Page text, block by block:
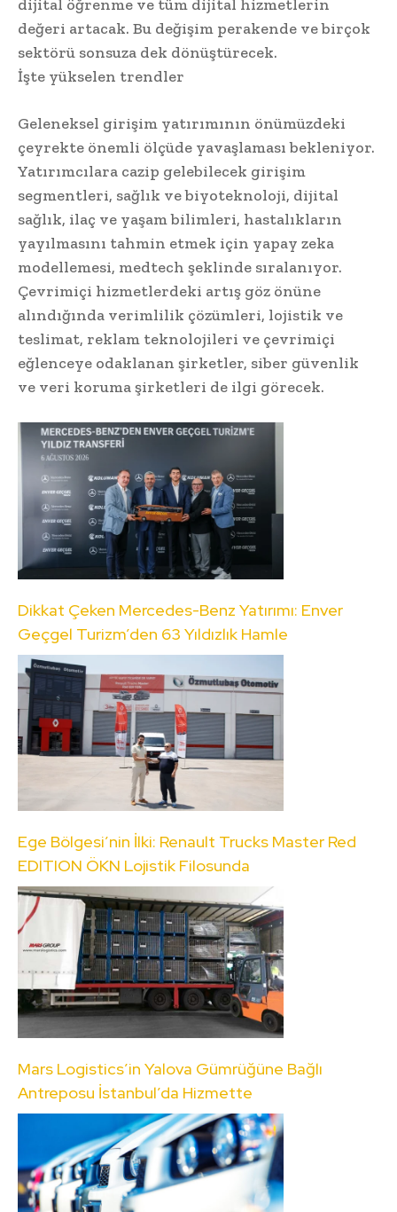
dijital öğrenme ve tüm dijital hizmetlerin
değeri artacak. Bu değişim perakende ve birçok
sektörü sonsuza dek dönüştürecek.
İşte yükselen trendler
Geleneksel girişim yatırımının önümüzdeki
çeyrekte önemli ölçüde yavaşlaması bekleniyor.
Yatırımcılara cazip gelebilecek girişim
segmentleri, sağlık ve biyoteknoloji, dijital
sağlık, ilaç ve yaşam bilimleri, hastalıkların
yayılmasını tahmin etmek için yapay zeka
modellemesi, medtech şeklinde sıralanıyor.
Çevrimiçi hizmetlerdeki artış göz önüne
alındığında verimlilik çözümleri, lojistik ve
teslimat, reklam teknolojileri ve çevrimiçi
eğlenceye odaklanan şirketler, siber güvenlik
ve veri koruma şirketleri de ilgi görecek.
Dikkat Çeken Mercedes-Benz Yatırımı: Enver
Geçgel Turizm’den 63 Yıldızlık Hamle
Ege Bölgesi’nin İlki: Renault Trucks Master Red
EDITION ÖKN Lojistik Filosunda
Mars Logistics’in Yalova Gümrüğüne Bağlı
Antreposu İstanbul’da Hizmette